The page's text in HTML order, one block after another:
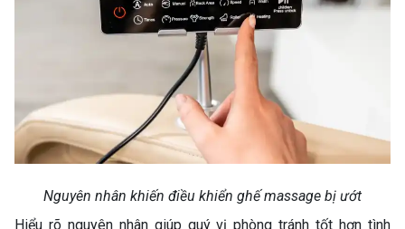
Nguyên nhân khiến điều khiển ghế massage bị ướt
Hiểu rõ nguyên nhân giúp quý vị phòng tránh tốt hơn tình